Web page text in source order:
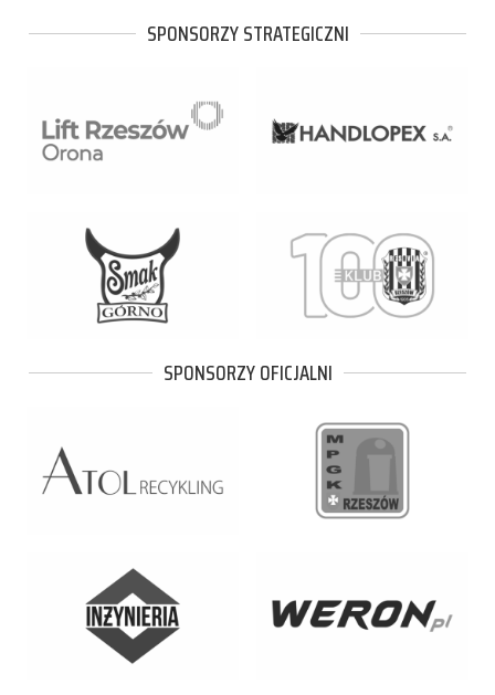
SPONSORZY STRATEGICZNI
SPONSORZY OFICJALNI